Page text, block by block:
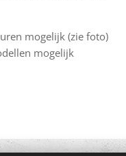
mogelijk (zie foto)
mogelijk